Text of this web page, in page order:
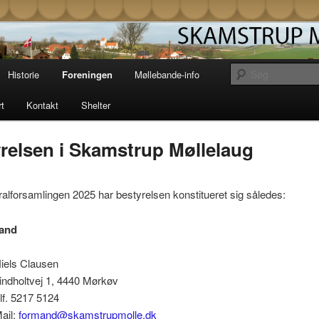
Mølle
Møllelaug driver og vedligeholder den gamle
på vestsjælland. Læs her om
og mekanik eller book en overnatning
unik solopgang i en af vores shelters.
Historie Foreningen Møllebande-info
Kontakt Shelter
i Skamstrup Møllelaug
2025 har bestyrelsen konstitueret sig således:
Clausen
1, 4440 Mørkøv
5217 5124
formand@skamstrupmolle.dk